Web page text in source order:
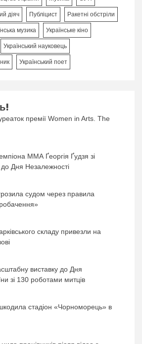
діяч Публіцист Ракетні обстріли
музика Українське кіно
Український науковець
Український поет
премії Women in Arts. The
ММА Ґеоргія Ґудзя зі
до Дня Незалежності
судом через правила
складу привезли на
виставку до Дня
зі 130 роботами митців
стадіон «Чорноморець» в